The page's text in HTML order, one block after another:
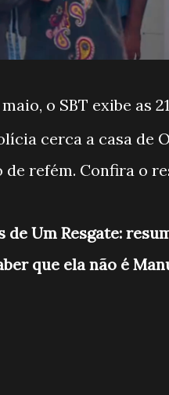
o SBT exibe as
cerca a casa de
de refém. Confira o
de Um Resgate:
que ela não é